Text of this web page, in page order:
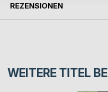
REZENSIONEN
WEITERE TITEL BEI